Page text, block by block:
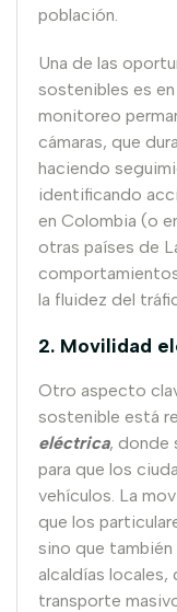
población.
Una de las
sostenibles es
monitoreo
cámaras, que
haciendo
identificando
en Colombia (o
otras países de
la fluidez del
2. Movilidad
Otro aspecto
sostenible está
eléctrica, donde
para que los
vehículos. La
que los
sino que
alcaldías locales,
transporte